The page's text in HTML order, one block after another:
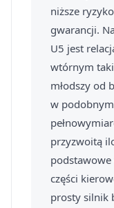
niższe
gwarancji.
U5 jest
wtórnym
młodszy od
w
przyzwoitą
części
prosty silnik